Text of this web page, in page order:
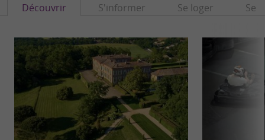
Découvrir S'informer Se loger Se